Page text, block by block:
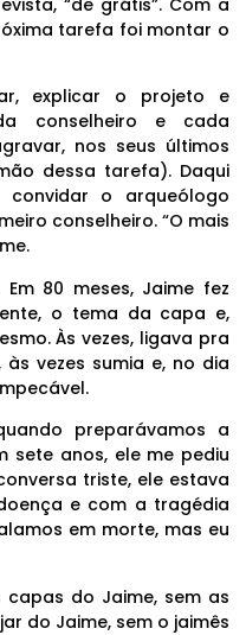
“de grátis”. Com a
tarefa foi montar o
explicar o projeto e
conselheiro e cada
nos seus últimos
dessa tarefa). Daqui
convidar o arqueólogo
conselheiro. “O mais
80 meses, Jaime fez
o tema da capa e,
Às vezes, ligava pra
vezes sumia e, no dia
preparávamos a
sete anos, ele me pediu
triste, ele estava
e com a tragédia
em morte, mas eu
capas do Jaime, sem as
do Jaime, sem o jaimês